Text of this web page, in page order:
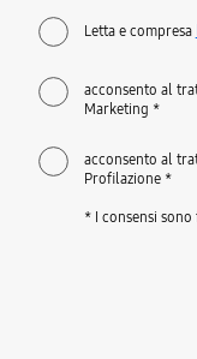
Letta e compresa
acconsento al
Marketing *
acconsento al
Profilazione *
* I consensi